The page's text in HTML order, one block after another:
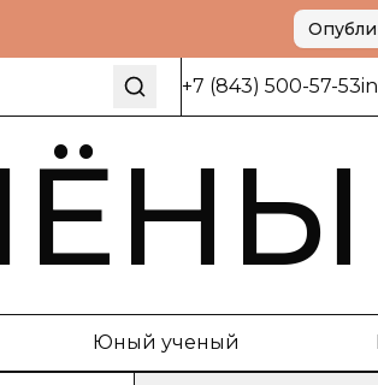
+7 (843) 500-57-53
Юный ученый